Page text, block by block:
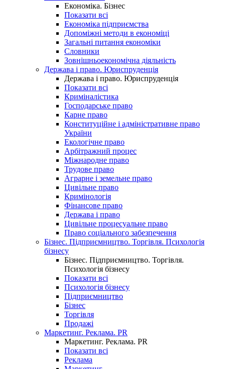
Економіка. Бізнес
Показати всі
Економіка підприємства
Допоміжні методи в економіці
Загальні питання економіки
Словники
Зовнішньоекономічна діяльність
Держава і право. Юриспруденція
Держава і право. Юриспруденція
Показати всі
Криміналістика
Господарське право
Карне право
Конституційне і адміністративне право
України
Екологічне право
Арбітражний процес
Міжнародне право
Трудове право
Аграрне і земельне право
Цивільне право
Кримінологія
Фінансове право
Держава і право
Цивільне процесуальне право
Право соціального забезпечення
Бізнес. Підприємництво. Торгівля. Психологія
бізнесу
Бізнес. Підприємництво. Торгівля.
Психологія бізнесу
Показати всі
Психологія бізнесу
Підприємництво
Бізнес
Торгівля
Продажі
Маркетинг. Реклама. PR
Маркетинг. Реклама. PR
Показати всі
Реклама